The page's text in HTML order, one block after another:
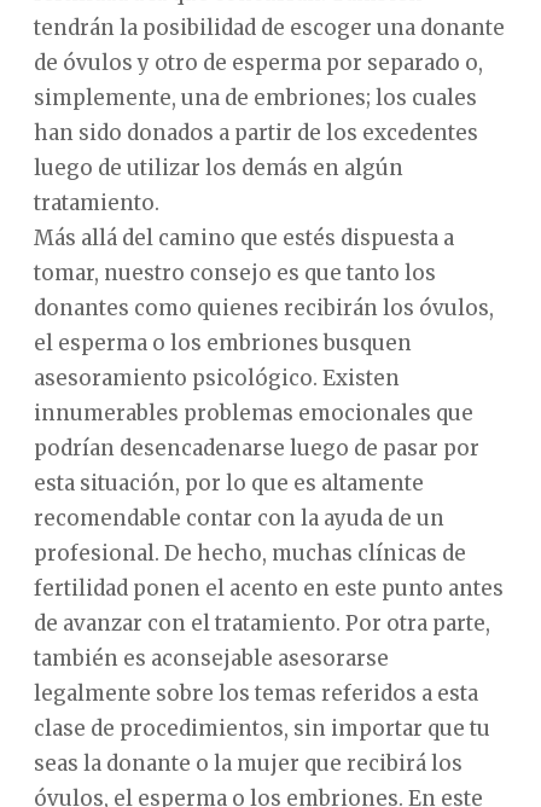
tendrán la posibilidad de escoger una donante
de óvulos y otro de esperma por separado o,
simplemente, una de embriones; los cuales
han sido donados a partir de los excedentes
luego de utilizar los demás en algún
tratamiento.
Más allá del camino que estés dispuesta a
tomar, nuestro consejo es que tanto los
donantes como quienes recibirán los óvulos,
el esperma o los embriones busquen
asesoramiento psicológico. Existen
innumerables problemas emocionales que
podrían desencadenarse luego de pasar por
esta situación, por lo que es altamente
recomendable contar con la ayuda de un
profesional. De hecho, muchas clínicas de
fertilidad ponen el acento en este punto antes
de avanzar con el tratamiento. Por otra parte,
también es aconsejable asesorarse
legalmente sobre los temas referidos a esta
clase de procedimientos, sin importar que tu
seas la donante o la mujer que recibirá los
óvulos, el esperma o los embriones. En este